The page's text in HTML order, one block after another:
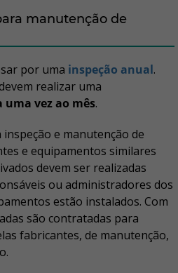
manutenção de
por uma inspeção anual.
realizar uma
vez ao mês.
e manutenção de
e equipamentos similares
devem ser realizadas
ou administradores dos
estão instalados. Com
são contratadas para
fabricantes, de manutenção,